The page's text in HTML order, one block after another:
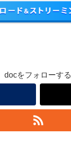
docをフォローする